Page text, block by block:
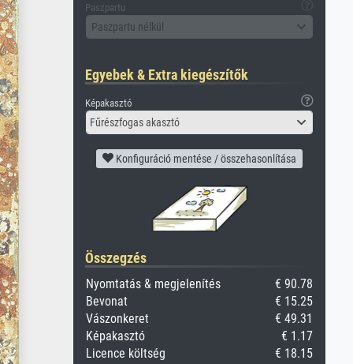
Paszpartu
Paszpartu nélkül
Egyebek & Extra kiegészítők
Képakasztó
Fűrészfogas akasztó
Konfiguráció mentése / összehasonlítása
Összegzés
Nyomtatás & megjelenítés
€ 90.78
Bevonat
€ 15.25
Vászonkeret
€ 49.31
Képakasztó
€ 1.17
Licence költség
€ 18.15